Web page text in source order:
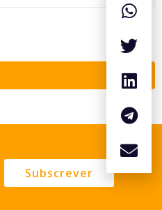
Subscrever